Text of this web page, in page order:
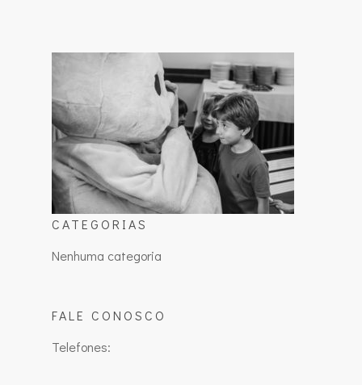
CATEGORIAS
Nenhuma categoria
FALE CONOSCO
Telefones: